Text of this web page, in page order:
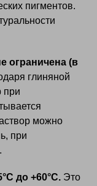
пигментов.
ограничена (в
глиняной
при
можно
при
до +60°С. Это